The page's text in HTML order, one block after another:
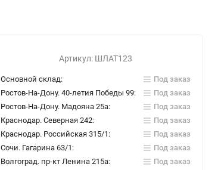
Артикул: ШЛАТ123
Основной склад:
Под заказ
Ростов-На-Дону. 40-летия Победы 99:
Под заказ
Ростов-На-Дону. Мадояна 25а:
Под заказ
Краснодар. Северная 242:
Под заказ
Краснодар. Российская 315/1:
Под заказ
Сочи. Гагарина 63/1:
Под заказ
Волгоград. пр-кт Ленина 215а:
Под заказ